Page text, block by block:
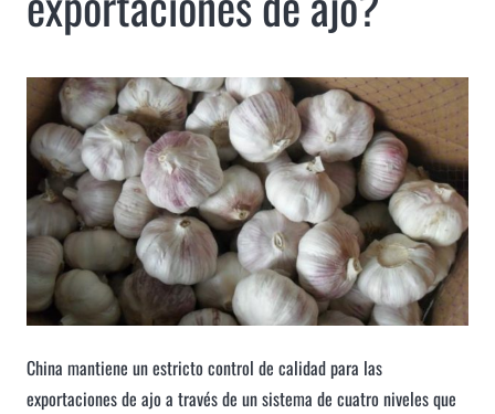
China mantiene un estricto control de calidad para las
exportaciones de ajo a través de un sistema de cuatro niveles que